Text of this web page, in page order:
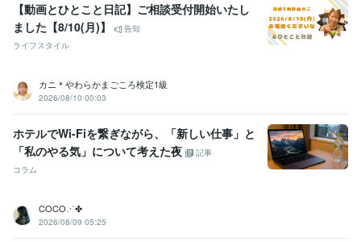
【動画とひとこと日記】ご相談受付開始いたし
ました【8/10(月)】
告知
ライフスタイル
カニ＊やわらかまごころ検定1級
2026/08/10 00:03
ホテルでWi-Fiを繋ぎながら、「新しい仕事」と
「私のやる気」について考えた夜
記事
コラム
COCO⋰✤
2026/08/09 05:25